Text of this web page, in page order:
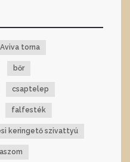
Aviva torna
bőr
csaptelep
falfesték
keringető szivattyú